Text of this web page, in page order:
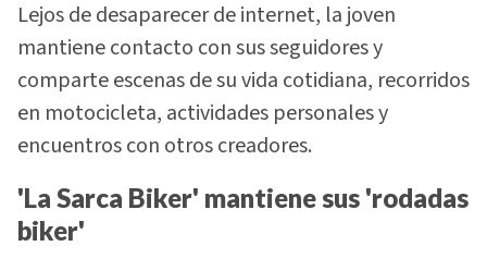
Lejos de desaparecer de internet, la joven
mantiene contacto con sus seguidores y
comparte escenas de su vida cotidiana, recorridos
en motocicleta, actividades personales y
encuentros con otros creadores.
'La Sarca Biker' mantiene sus 'rodadas
biker'